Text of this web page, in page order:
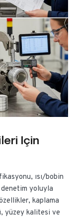
Için
ısı/bobin
yoluyla
kaplama
yüzey kalitesi ve